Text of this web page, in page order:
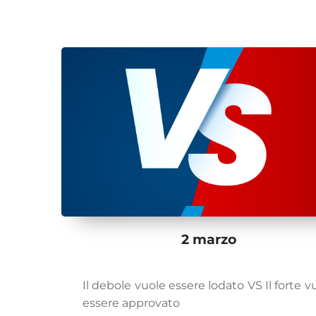
2 marzo
Il debole vuole essere lodato VS Il forte
essere approvato